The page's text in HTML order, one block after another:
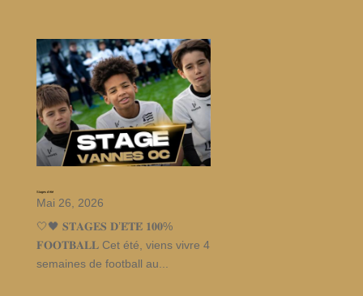
Stages d’été
Mai 26, 2026
🤍🖤 𝐒𝐓𝐀𝐆𝐄𝐒 𝐃’𝐄́𝐓𝐄́ 𝟏𝟎𝟎%
𝐅𝐎𝐎𝐓𝐁𝐀𝐋𝐋 Cet été, viens vivre 4
semaines de football au...